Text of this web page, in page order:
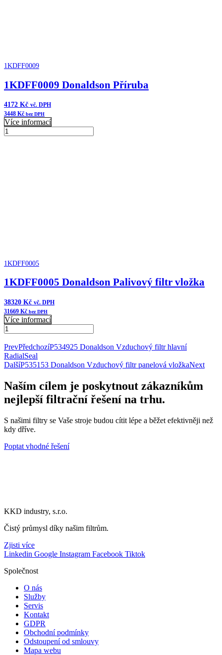
1KDFF0009
1KDFF0009 Donaldson Příruba
4172 Kč vč. DPH
3448 Kč bez DPH
Více informací
1KDFF0009
1KDFF0005
1KDFF0005 Donaldson Palivový filtr vložka
38320 Kč vč. DPH
31669 Kč bez DPH
Více informací
1KDFF0005
Palivový
filtr
vložka
PrevPředchozíP534925 Donaldson Vzduchový filtr hlavní
RadialSeal
DalšíP535153 Donaldson Vzduchový filtr panelová vložkaNext
Naším cílem je poskytnout zákazníkům
nejlepší filtrační řešení na trhu.
S našimi filtry se Vaše stroje budou cítit lépe a běžet efektivněji než
kdy dříve.
Poptat vhodné řešení
KKD industry, s.r.o.
Čistý průmysl díky našim filtrům.
Zjisti více
Linkedin Google Instagram Facebook Tiktok
Společnost
O nás
Služby
Servis
Kontakt
GDPR
Obchodní podmínky
Odstoupení od smlouvy
Mapa webu